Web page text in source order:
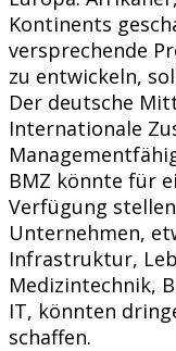
Kontinents
versprechende
zu entwickeln,
Der deutsche
Internationale
BMZ könnte für
Verfügung
Unternehmen,
Infrastruktur,
Medizintechnik,
IT, könnten
schaffen.